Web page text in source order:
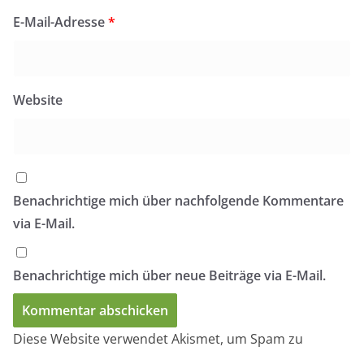
E-Mail-Adresse*
Website
Benachrichtige mich über nachfolgende Kommentare
via E-Mail.
Benachrichtige mich über neue Beiträge via E-Mail.
Diese Website verwendet Akismet, um Spam zu